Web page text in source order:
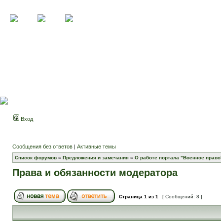
Вход
Сообщения без ответов | Активные темы
Список форумов » Предложения и замечания » О работе портала "Военное
Права и обязанности модератора
Страница 1 из 1 [ Сообщений: 8 ]